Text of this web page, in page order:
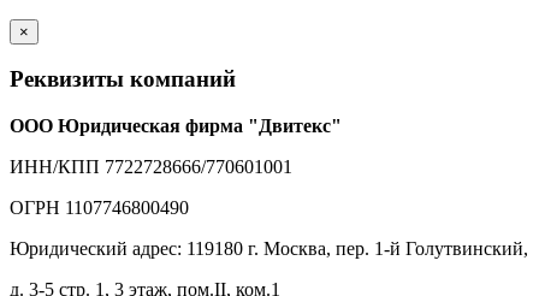
×
Реквизиты компаний
ООО Юридическая фирма "Двитекс"
ИНН/КПП 7722728666/770601001
ОГРН 1107746800490
Юридический адрес: 119180 г. Москва, пер. 1-й Голутвинский,
д. 3-5 стр. 1, 3 этаж, пом.II, ком.1